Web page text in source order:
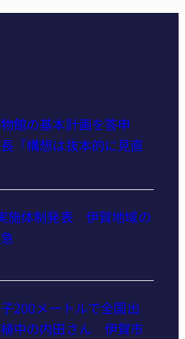
館の基本計画を答申
「構想は抜本的に見直
施体制発表 伊賀地域の
200メートルで全国出
中の内田さん 伊賀市